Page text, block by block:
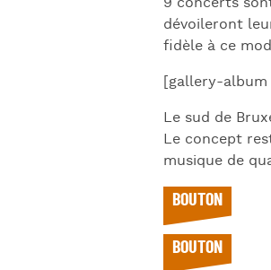
dévoileront
fidèle à ce
[gallery-album
Le sud de
Le concept
musique de
BOUTON
BOUTON